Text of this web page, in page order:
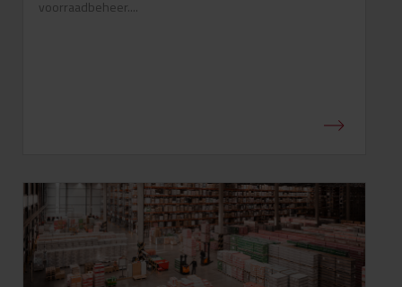
voorraadbeheer....